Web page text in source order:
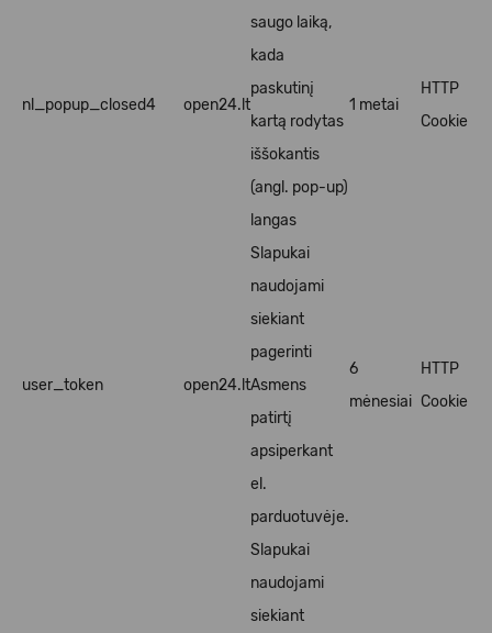
nl_popup_closed4 open24.lt
saugo laiką,
kada
paskutinį
kartą rodytas
iššokantis
(angl. pop-up)
langas
1 metai
HTTP
Cookie
user_token open24.lt
Slapukai
naudojami
siekiant
pagerinti
Asmens
patirtį
apsiperkant
el.
parduotuvėje.
6
mėnesiai
HTTP
Cookie
Slapukai
naudojami
siekiant